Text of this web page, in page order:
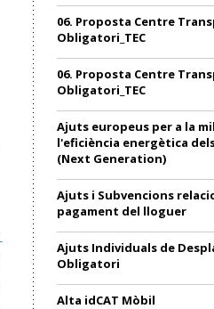
06. Proposta Centre
Obligatori_TEC
06. Proposta Centre
Obligatori_TEC
Ajuts europeus per a la
l'eficiència energètica
(Next Generation)
Ajuts i Subvencions
pagament del lloguer
Ajuts Individuals de
Obligatori
Alta idCAT Mòbil